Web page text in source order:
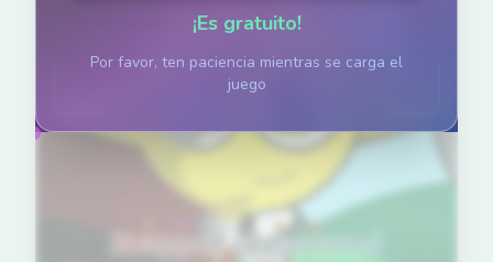
¡Es gratuito!
Por favor, ten paciencia mientras se carga el
juego